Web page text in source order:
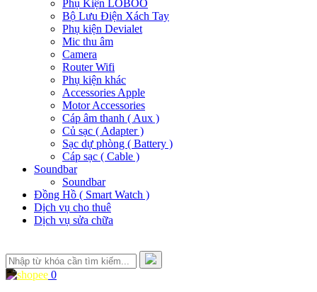
Phụ Kiện LOBOO
Bộ Lưu Điện Xách Tay
Phụ kiện Devialet
Mic thu âm
Camera
Router Wifi
Phụ kiện khác
Accessories Apple
Motor Accessories
Cáp âm thanh ( Aux )
Củ sạc ( Adapter )
Sạc dự phòng ( Battery )
Cáp sạc ( Cable )
Soundbar
Soundbar
Đồng Hồ ( Smart Watch )
Dịch vụ cho thuê
Dịch vụ sửa chữa
0